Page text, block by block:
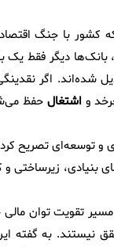
کشور با جنگ
دیگر فقط یک
شده‌اند. اگر
و اشتغال حفظ
و توسعه‌ای تصریح
بنیادی، زیرساختی
تقویت توان
به گفته